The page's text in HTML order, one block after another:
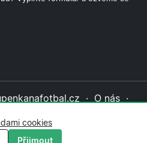
· O nás ·
zásady
cookies
Přijmout